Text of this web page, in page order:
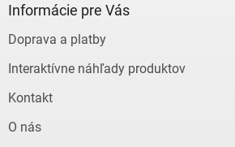
Informácie pre Vás
Doprava a platby
Interaktívne náhľady produktov
Kontakt
O nás